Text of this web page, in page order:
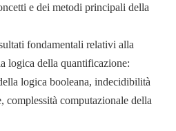
e dei metodi principali della
fondamentali relativi alla
logica della quantificazione:
logica booleana, indecidibilità
complessità computazionale della